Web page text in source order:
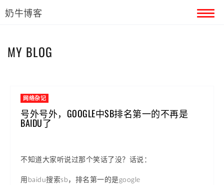
奶牛博客
MY BLOG
网络杂记
号外号外，GOOGLE中SB排名第一的不再是
BAIDU了
不知道大家听说过那个笑话了没？话说：
用baidu搜索sb，排名第一的是google